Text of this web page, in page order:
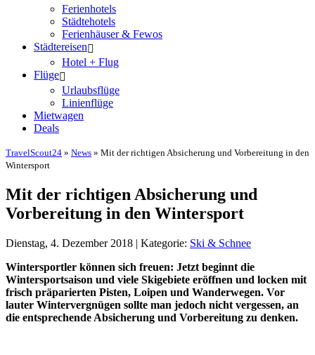
Ferienhotels
Städtehotels
Ferienhäuser & Fewos
Städtereisen
Hotel + Flug
Flüge
Urlaubsflüge
Linienflüge
Mietwagen
Deals
TravelScout24 » News » Mit der richtigen Absicherung und Vorbereitung in den
Wintersport
Mit der richtigen Absicherung und
Vorbereitung in den Wintersport
Dienstag, 4. Dezember 2018 | Kategorie: Ski & Schnee
Wintersportler können sich freuen: Jetzt beginnt die
Wintersportsaison und viele Skigebiete eröffnen und locken mit
frisch präparierten Pisten, Loipen und Wanderwegen. Vor
lauter Wintervergnügen sollte man jedoch nicht vergessen, an
die entsprechende Absicherung und Vorbereitung zu denken.